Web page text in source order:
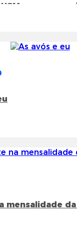
para o ano
mensalidade da